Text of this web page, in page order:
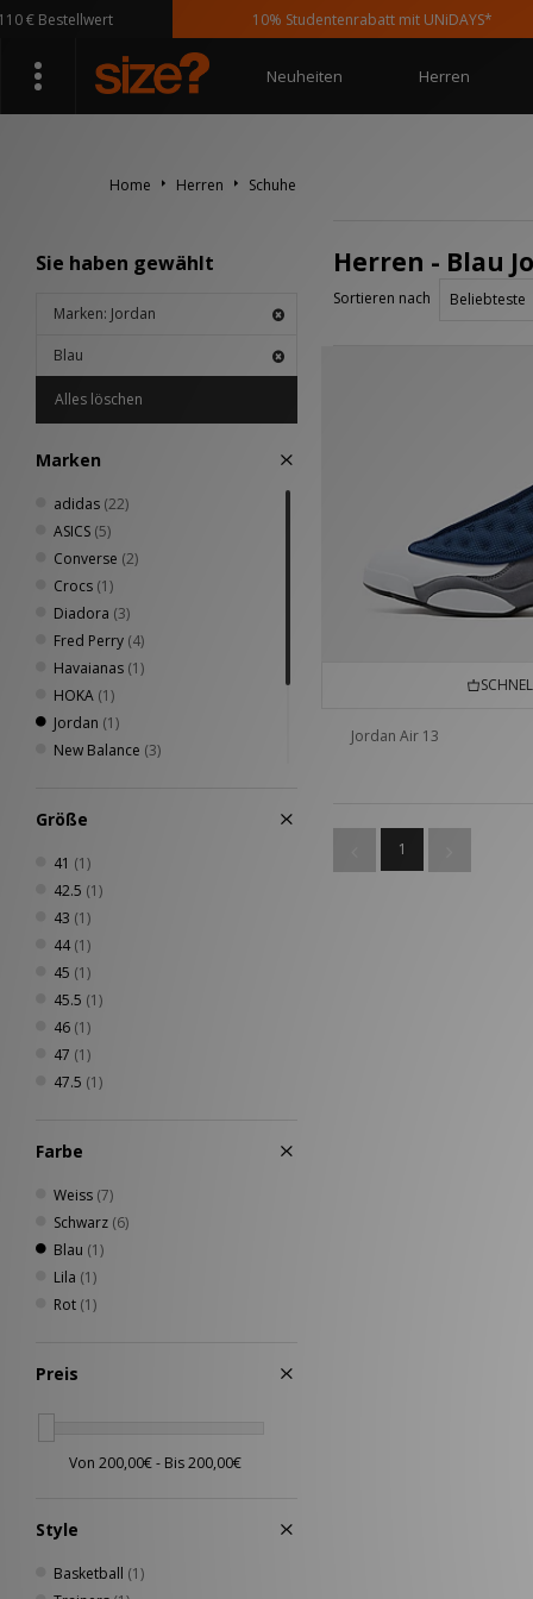
Bestellwert 10% Studentenrabatt mit UNiDAYS*
Neuheiten Herren
Home Herren Schuhe
Sie haben gewählt
Marken: Jordan
Blau
Alles löschen
Marken
adidas (22)
ASICS (5)
Converse (2)
Crocs (1)
Diadora (3)
Fred Perry (4)
Havaianas (1)
HOKA (1)
Jordan (1)
New Balance (3)
Saucony
Vans(4)
Größe
41 (1)
42.5 (1)
43 (1)
44(1)
45 (1)
45.5 (1)
46 (1)
47 (1)
47.5 (1)
Farbe
Weiss (7)
Schwarz (6)
Blau (1)
Lila (1)
Rot (1)
Preis
Style
Basketball (1)
Herren - Blau
Sortieren nach
Jordan Air 13
1